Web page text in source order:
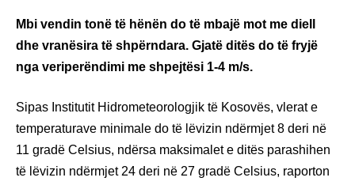
Mbi vendin tonë të hënën do të mbajë mot me diell
dhe vranësira të shpërndara. Gjatë ditës do të fryjë
nga veriperëndimi me shpejtësi 1-4 m/s.
Sipas Institutit Hidrometeorologjik të Kosovës, vlerat e
temperaturave minimale do të lëvizin ndërmjet 8 deri në
11 gradë Celsius, ndërsa maksimalet e ditës parashihen
të lëvizin ndërmjet 24 deri në 27 gradë Celsius, raporton